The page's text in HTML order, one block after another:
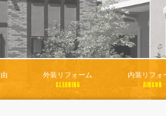
外装リフォーム
CLEANING
内装リフォ
AIRCON